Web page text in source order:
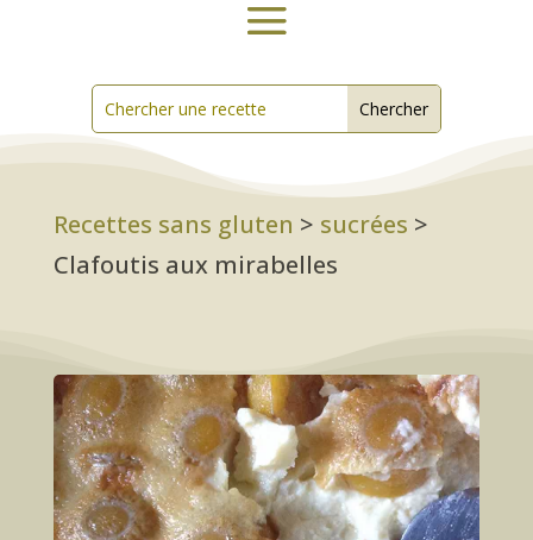
Recettes sans gluten > sucrées >
Clafoutis aux mirabelles